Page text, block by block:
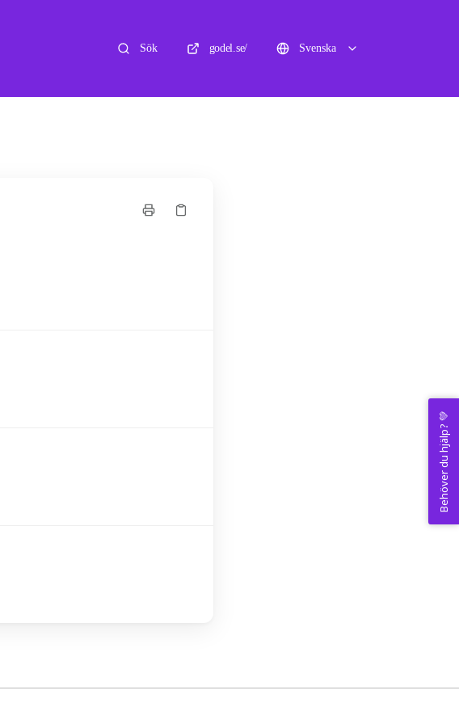
Sök godel.se/ Svenska
Behöver du hjälp? 💚